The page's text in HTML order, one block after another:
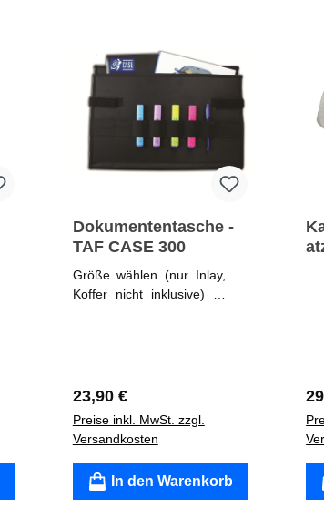
Dokumententasche -
TAF CASE 300
Größe wählen (nur Inlay,
Koffer nicht inklusive) **:
Regulärer Preis:
23,90 €
Preise inkl. MwSt. zzgl.
Versandkosten
In den Warenkorb